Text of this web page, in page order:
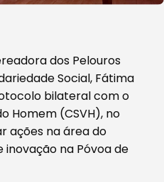
dos Pelouros
Social, Fátima
bilateral com o
Homem (CSVH), no
ações na área do
inovação na Póvoa de